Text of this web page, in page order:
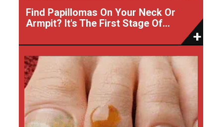
Find Papillomas On Your Neck Or
Armpit? It's The First Stage Of...